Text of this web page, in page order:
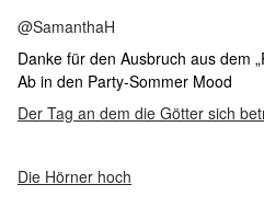
@SamanthaH
Danke für den Ausbruch aus dem
Ab in den Party-Sommer Mood
Der Tag an dem die Götter sich
Die Hörner hoch